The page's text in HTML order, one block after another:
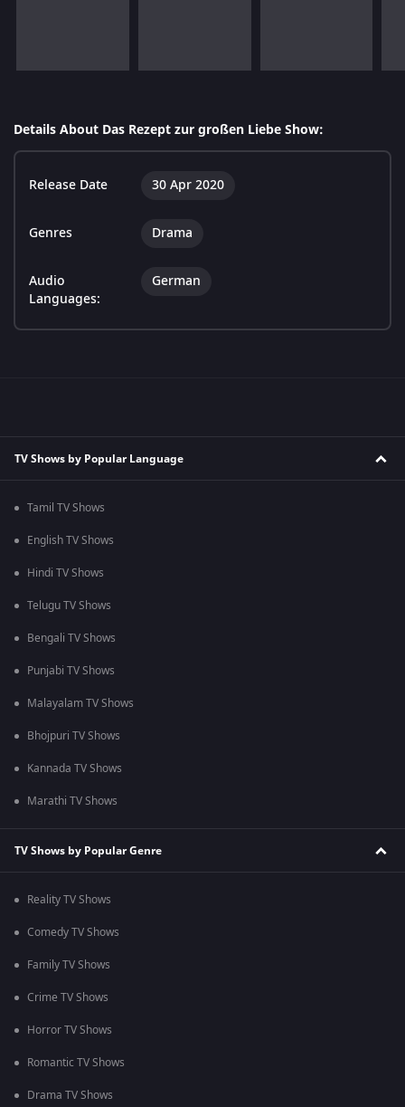
Details About Das Rezept zur großen Liebe Show:
Release Date 30 Apr 2020
Genres Drama
Audio
Languages:
German
TV Shows by Popular Language
Tamil TV Shows
English TV Shows
Hindi TV Shows
Telugu TV Shows
Bengali TV Shows
Punjabi TV Shows
Malayalam TV Shows
Bhojpuri TV Shows
Kannada TV Shows
Marathi TV Shows
TV Shows by Popular Genre
Reality TV Shows
Comedy TV Shows
Family TV Shows
Crime TV Shows
Horror TV Shows
Romantic TV Shows
Drama TV Shows